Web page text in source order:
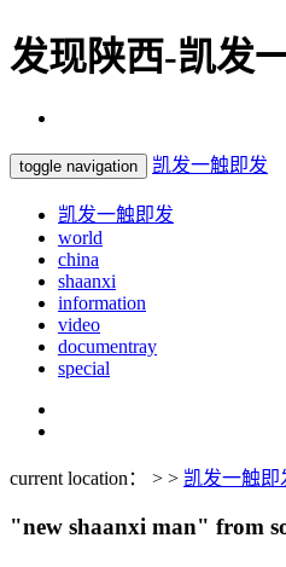
发现陕西-凯发
toggle navigation 凯发一触即发
凯发一触即发
world
china
shaanxi
information
video
documentray
special
current location： > > 凯发一触即
"new shaanxi man" from